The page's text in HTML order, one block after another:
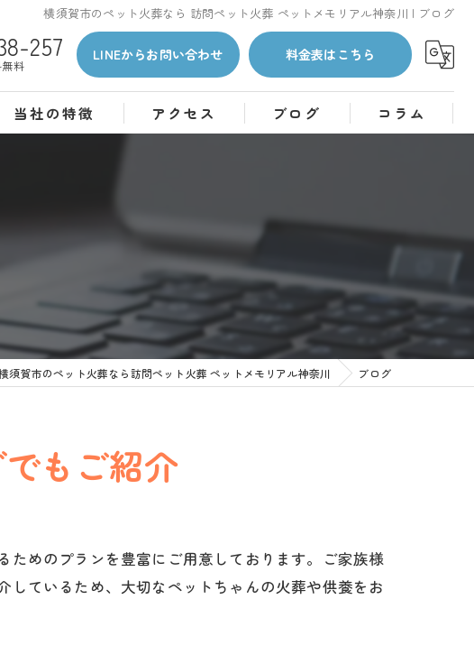
横須賀市のペット火葬なら 訪問ペット火葬 ペットメモリアル神奈川 | ブログ
257
料
LINEからお問い合わせ 料金表はこちら
当社の特徴
24時間
葬儀
アクセス ブログ コラム
須賀市のペット火葬なら訪問ペット火葬 ペットメモリアル神奈川 ブログ
もご紹介
ためのプランを豊富にご用意しております。ご家族様
ているため、大切なペットちゃんの火葬や供養をお